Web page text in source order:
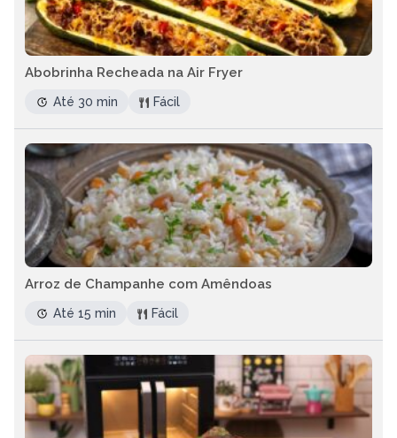
Abobrinha Recheada na Air Fryer
Até 30 min Fácil
Arroz de Champanhe com Amêndoas
Até 15 min Fácil